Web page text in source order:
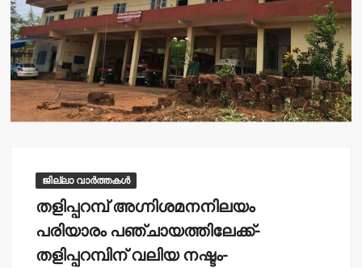
ജില്ലാ വാർത്തകൾ
തളിപ്പറമ്പ് അഗ്നിശമനനിലയം
പരിയാരം പഞ്ചായത്തിലേക്ക്-
തളിപ്പറമ്പിന് വലിയ നഷ്ടം-